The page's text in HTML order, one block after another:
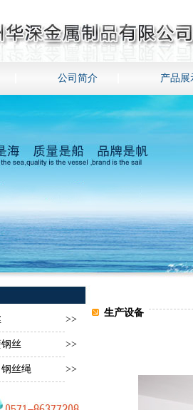
公司简介 产品展
>>
丝 >>
丝绳 >>
生产设备